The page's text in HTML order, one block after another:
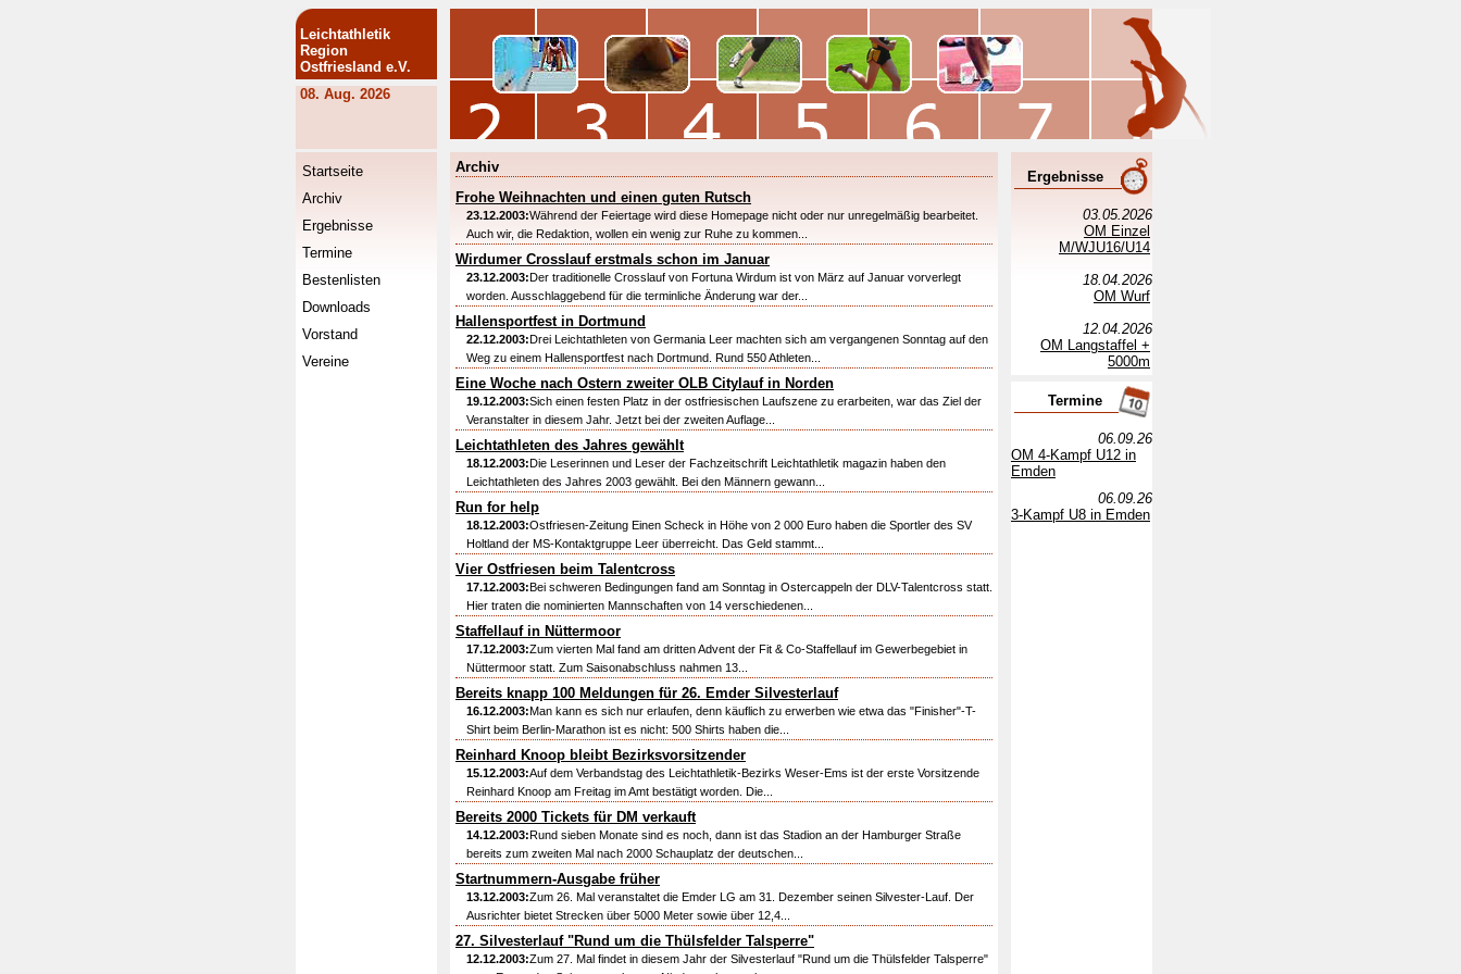
Leichtathletik
Region
Ostfriesland e.V.
08. Aug. 2026
Startseite
Archiv
Ergebnisse
Termine
Bestenlisten
Downloads
Vorstand
Vereine
Archiv
Frohe Weihnachten und einen guten Rutsch
23.12.2003:Während der Feiertage wird diese Homepage nicht oder nur unregelmäßig bearbeitet.
Auch wir, die Redaktion, wollen ein wenig zur Ruhe zu kommen...
Wirdumer Crosslauf erstmals schon im Januar
23.12.2003:Der traditionelle Crosslauf von Fortuna Wirdum ist von März auf Januar vorverlegt
worden. Ausschlaggebend für die terminliche Änderung war der...
Hallensportfest in Dortmund
22.12.2003:Drei Leichtathleten von Germania Leer machten sich am vergangenen Sonntag auf den
Weg zu einem Hallensportfest nach Dortmund. Rund 550 Athleten...
Eine Woche nach Ostern zweiter OLB Citylauf in Norden
19.12.2003:Sich einen festen Platz in der ostfriesischen Laufszene zu erarbeiten, war das Ziel der
Veranstalter in diesem Jahr. Jetzt bei der zweiten Auflage...
Leichtathleten des Jahres gewählt
18.12.2003:Die Leserinnen und Leser der Fachzeitschrift Leichtathletik magazin haben den
Leichtathleten des Jahres 2003 gewählt. Bei den Männern gewann...
Run for help
18.12.2003:Ostfriesen-Zeitung Einen Scheck in Höhe von 2 000 Euro haben die Sportler des SV
Holtland der MS-Kontaktgruppe Leer überreicht. Das Geld stammt...
Vier Ostfriesen beim Talentcross
17.12.2003:Bei schweren Bedingungen fand am Sonntag in Ostercappeln der DLV-Talentcross statt.
Hier traten die nominierten Mannschaften von 14 verschiedenen...
Staffellauf in Nüttermoor
17.12.2003:Zum vierten Mal fand am dritten Advent der Fit & Co-Staffellauf im Gewerbegebiet in
Nüttermoor statt. Zum Saisonabschluss nahmen 13...
Bereits knapp 100 Meldungen für 26. Emder Silvesterlauf
16.12.2003:Man kann es sich nur erlaufen, denn käuflich zu erwerben wie etwa das "Finisher"-T-
Shirt beim Berlin-Marathon ist es nicht: 500 Shirts haben die...
Reinhard Knoop bleibt Bezirksvorsitzender
15.12.2003:Auf dem Verbandstag des Leichtathletik-Bezirks Weser-Ems ist der erste Vorsitzende
Reinhard Knoop am Freitag im Amt bestätigt worden. Die...
Bereits 2000 Tickets für DM verkauft
14.12.2003:Rund sieben Monate sind es noch, dann ist das Stadion an der Hamburger Straße
bereits zum zweiten Mal nach 2000 Schauplatz der deutschen...
Startnummern-Ausgabe früher
13.12.2003:Zum 26. Mal veranstaltet die Emder LG am 31. Dezember seinen Silvester-Lauf. Der
Ausrichter bietet Strecken über 5000 Meter sowie über 12,4...
27. Silvesterlauf "Rund um die Thülsfelder Talsperre"
12.12.2003:Zum 27. Mal findet in diesem Jahr der Silvesterlauf "Rund um die Thülsfelder Talsperre"
Ergebnisse
03.05.2026
OM Einzel
M/WJU16/U14
18.04.2026
OM Wurf
12.04.2026
OM Langstaffel +
5000m
Termine
06.09.26
OM 4-Kampf U12 in
Emden
06.09.26
3-Kampf U8 in Emden